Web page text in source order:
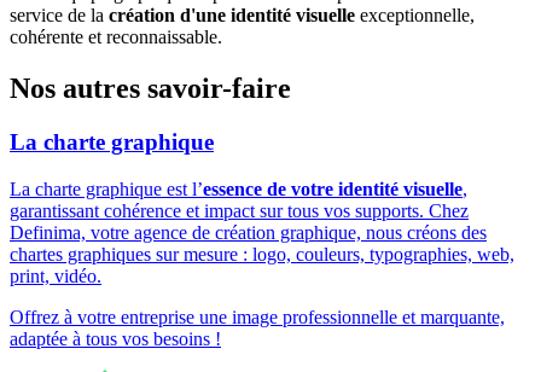
service de la création d'une identité visuelle exceptionnelle,
cohérente et reconnaissable.
Nos autres savoir-faire
La charte graphique
La charte graphique est l’essence de votre identité visuelle,
garantissant cohérence et impact sur tous vos supports. Chez
Definima, votre agence de création graphique, nous créons des
chartes graphiques sur mesure : logo, couleurs, typographies, web,
print, vidéo.
Offrez à votre entreprise une image professionnelle et marquante,
adaptée à tous vos besoins !